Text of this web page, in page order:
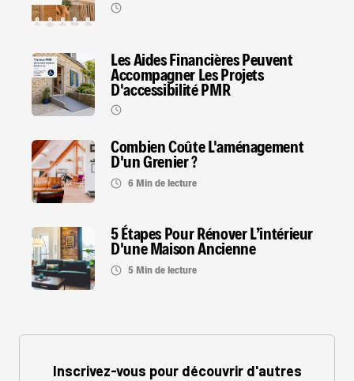
Les Aides Financières Peuvent
Accompagner Les Projets
D'accessibilité PMR
Combien Coûte L'aménagement
D'un Grenier ?
6 Min de lecture
5 Étapes Pour Rénover L’intérieur
D'une Maison Ancienne
5 Min de lecture
Inscrivez-vous pour découvrir d'autres